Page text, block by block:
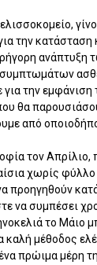
την
ανάπτυξη
συμπτωμάτων
για την
θα
από
τον Απρίλιο,
χωρίς
προηγηθούν
να συμπέσει
το Μάιο
καλή μέθοδος
πρώιμα μέρη